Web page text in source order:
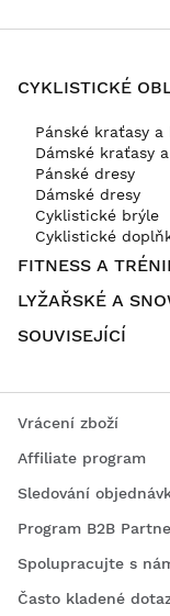
CYKLISTICKÉ
Pánské kraťasy a
Dámské kraťasy
Pánské dresy
Dámské dresy
Cyklistické brýle
Cyklistické
FITNESS A
LYŽAŘSKÉ A
SOUVISEJÍCÍ
Vrácení zboží
Affiliate program
Sledování
Program B2B
Spolupracujte s
Často kladené